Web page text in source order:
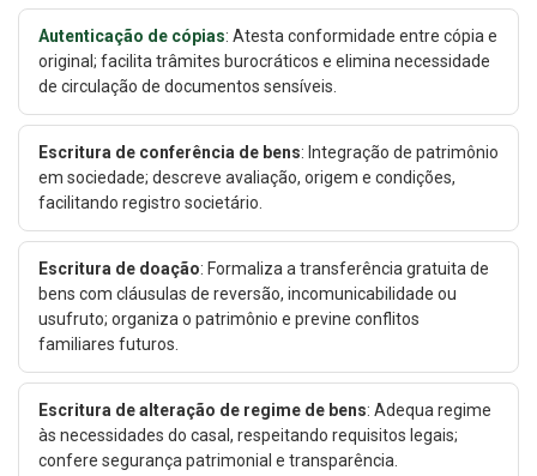
Autenticação de cópias: Atesta conformidade entre cópia e
original; facilita trâmites burocráticos e elimina necessidade
de circulação de documentos sensíveis.
Escritura de conferência de bens: Integração de patrimônio
em sociedade; descreve avaliação, origem e condições,
facilitando registro societário.
Escritura de doação: Formaliza a transferência gratuita de
bens com cláusulas de reversão, incomunicabilidade ou
usufruto; organiza o patrimônio e previne conflitos
familiares futuros.
Escritura de alteração de regime de bens: Adequa regime
às necessidades do casal, respeitando requisitos legais;
confere segurança patrimonial e transparência.